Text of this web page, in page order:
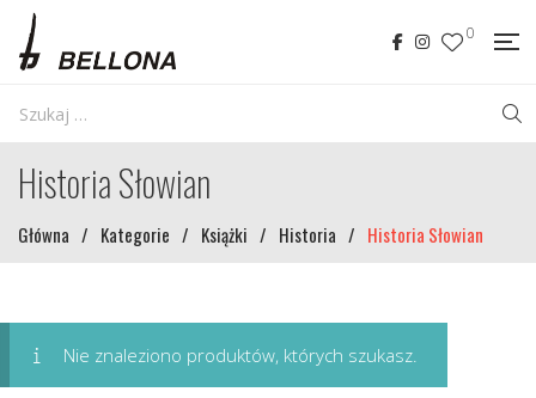
0
Historia Słowian
Główna / Kategorie / Książki / Historia / Historia Słowian
Nie znaleziono produktów, których szukasz.